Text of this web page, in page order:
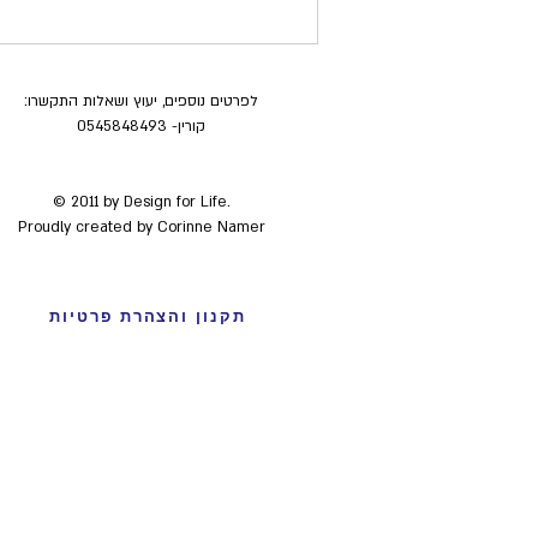
לפרטים נוספים, יעוץ ושאלות התקשרו:
קורין- 0545848493
© 2011by Design for Life.
Proudly created by Corinne Namer
תקנון והצהרת פרטיות